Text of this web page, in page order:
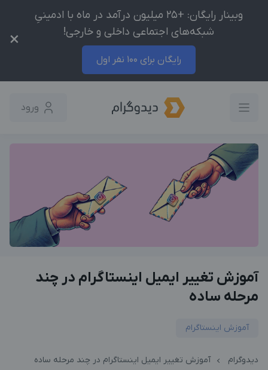
وبینار رایگان: +25 میلیون درآمد در ماه با ادمینیِ
شبکه‌های اجتماعی داخلی و خارجی!
رایگان برای 100 نفر اول
×
ورود
آموزش تغییر ایمیل اینستاگرام در چند
مرحله ساده
آموزش اینستاگرام
دیدوگرام آموزش تغییر ایمیل اینستاگرام در چند مرحله ساده